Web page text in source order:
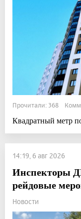
Прочитали: 368
Квадратный метр
14:19, 6 авг 2026
Инспекторы
рейдовые
Новости